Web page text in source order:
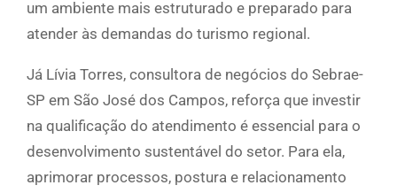
um ambiente mais estruturado e preparado para
atender às demandas do turismo regional.
Já Lívia Torres, consultora de negócios do Sebrae-
SP em São José dos Campos, reforça que investir
na qualificação do atendimento é essencial para o
desenvolvimento sustentável do setor. Para ela,
aprimorar processos, postura e relacionamento